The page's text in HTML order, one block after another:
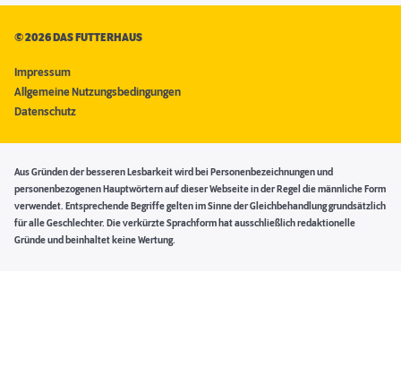
©2026 DAS FUTTERHAUS
Impressum
Allgemeine Nutzungsbedingungen
Datenschutz
Aus Gründen der besseren Lesbarkeit wird bei Personenbezeichnungen und
personenbezogenen Hauptwörtern auf dieser Webseite in der Regel die männliche Form
verwendet. Entsprechende Begriffe gelten im Sinne der Gleichbehandlung grundsätzlich
für alle Geschlechter. Die verkürzte Sprachform hat ausschließlich redaktionelle
Gründe und beinhaltet keine Wertung.